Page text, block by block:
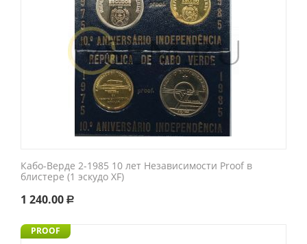
Кабо-Верде 2-1985 10 лет Независимости Proof в
блистере (1 эскудо XF)
1 240.00 Р
PROOF